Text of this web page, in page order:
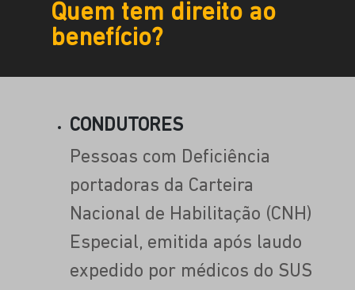
Quem tem direito ao
benefício?
CONDUTORES
Pessoas com Deficiência
portadoras da Carteira
Nacional de Habilitação (CNH)
Especial, emitida após laudo
expedido por médicos do SUS